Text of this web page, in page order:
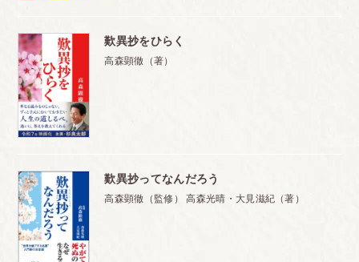
歎異抄をひらく
高森顕徹（著）
歎異抄ってなんだろう
高森顕徹（監修） 高森光晴・大見滋紀（著）